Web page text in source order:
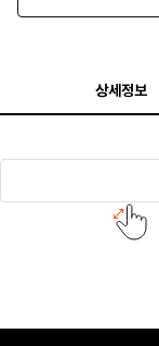
상세정보